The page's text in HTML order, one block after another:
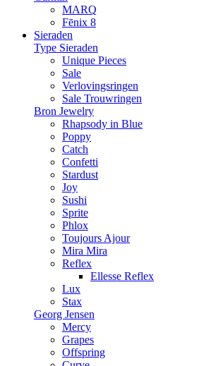
MARQ
Fēnix 8
Sieraden
Type Sieraden
Unique Pieces
Sale
Verlovingsringen
Sale Trouwringen
Bron Jewelry
Rhapsody in Blue
Poppy
Catch
Confetti
Stardust
Joy
Sushi
Sprite
Phlox
Toujours Ajour
Mira Mira
Reflex
Ellesse Reflex
Lux
Stax
Georg Jensen
Mercy
Grapes
Offspring